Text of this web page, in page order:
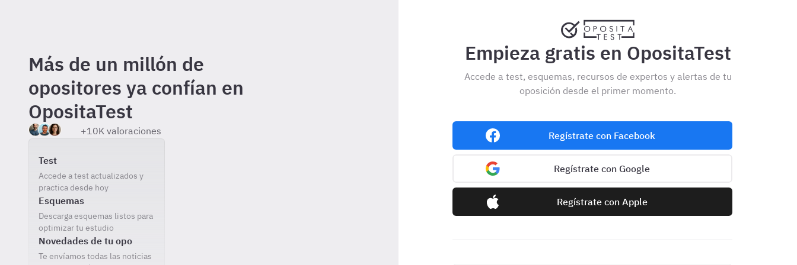
Empieza gratis en OpositaTest
Accede a test, esquemas, recursos de expertos y alertas de tu
oposición desde el primer momento.
Regístrate con Facebook
Regístrate con Google
Regístrate con Apple
Más de un millón de
opositores ya confían en
OpositaTest
+10K valoraciones
Incluido gratis al registrarte
Test
Accede a test actualizados y
practica desde hoy
Esquemas
Descarga esquemas listos para
optimizar tu estudio
Novedades de tu opo
Te envíamos todas las noticias